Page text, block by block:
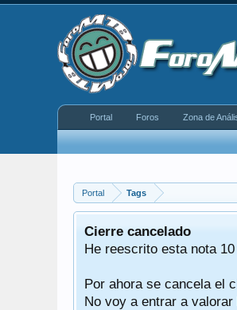
Portal Tags
Cierre cancelado
He reescrito esta nota
Por ahora se cancela el
No voy a entrar a
Portal Foros Zona de